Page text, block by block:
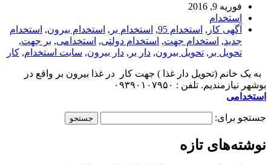
فوریه 9, 2016
استخدام
آگهی کار , استخدام 95 , استخدام بر , استخدام بیرون, استخدام
جدید, استخدام جهت, استخدام دولتی, استخدامی, بر جهت,
تحویل بر , تحویل بیرون, دار بر , دار بیرون, سایت استخدام, کار
به یک خانم (تحویل دار غذا ) جهت کار در غذا بیرون بر واقع در
بوشهر نیازمندیم. تلفن : ۰۹۳۹۰۱۰۷۹۵۰
استخدامی
جستجو برای:
نوشته‌های تازه